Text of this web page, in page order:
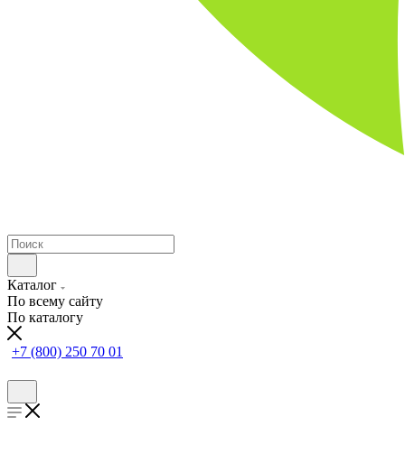
Каталог
По всему сайту
По каталогу
+7 (800) 250 70 01